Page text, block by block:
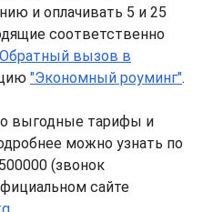
и оплачивать 5 и 25
соответственно
вызов в
"Экономный роуминг".
выгодные тарифы и
можно узнать по
(звонок
сайте